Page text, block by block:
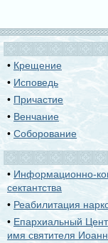
• Крещение
• Исповедь
• Причастие
• Венчание
•Соборование
• Информационно-
сектантства
• Реабилитация
• Епархиальный
имя святителя